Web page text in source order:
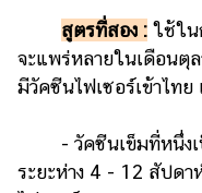
คอร์ส
ออนไลน์
เรียน
ออนไลน์
ติดต่อ
สูตรที่สอง : ใช้ใ
จะแพร่หลายในเดือนตุล
มีวัคซีนไฟเซอร์เข้าไท
- วัคซีนเข็มที่หนึ่ง
ระยะห่าง 4 - 12 สัปด